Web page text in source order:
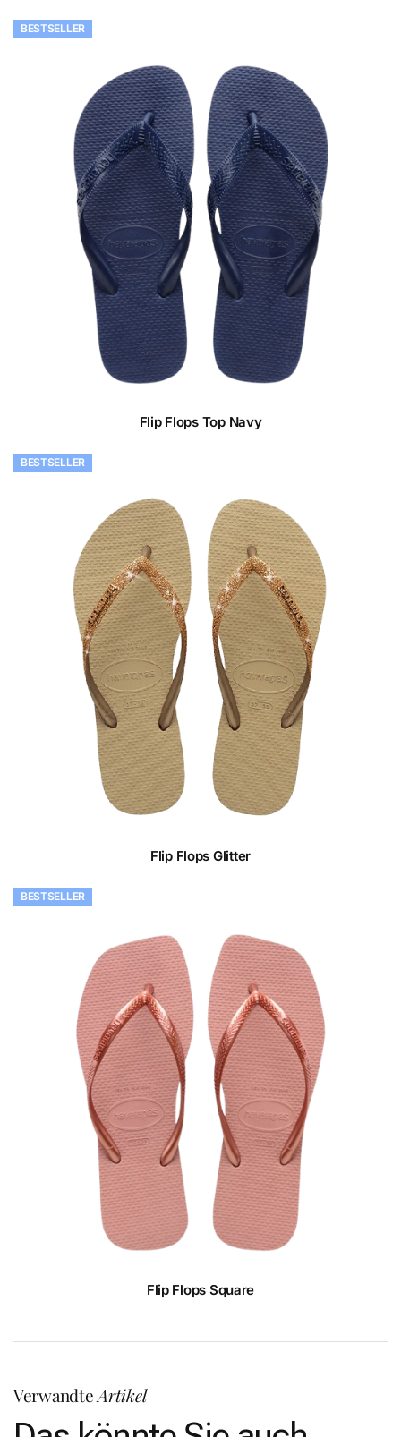
BESTSELLER
Flip Flops Top Navy
BESTSELLER
Flip Flops Glitter
BESTSELLER
Flip Flops Square
VerwandteArtikel